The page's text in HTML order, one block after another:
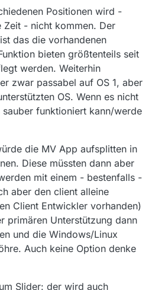
Positionen wird -
- nicht kommen. Der
das die vorhandenen
bieten größtenteils seit
werden. Weiterhin
zwar passabel auf OS 1, aber
OS. Wenn es nicht
funktioniert kann/werde
die MV App aufsplitten in
Diese müssten dann aber
mit einem - bestenfalls -
aber den client alleine
Client Entwickler vorhanden)
primären Unterstützung dann
und die Windows/Linux
Auch keine Option denke
Slider: der wird auch